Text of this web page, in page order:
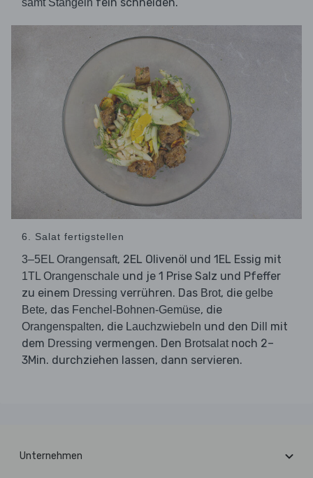
samt Stängeln
6. Salat fertigstellen
3–5EL Orangensaft, 2EL Olivenöl und 1EL Essig mit
1TL Orangenschale und je 1 Prise Salz und Pfeffer
zu einem Dressing verrühren. Das Brot, die gelbe
Bete, das Fenchel-Bohnen-Gemüse, die
Orangenspalten, die Lauchzwiebeln und den Dill
mit
dem Dressing vermengen. Den Brotsalatnoch 2–
3Min. durchziehen lassen, dann servieren.
Unternehmen